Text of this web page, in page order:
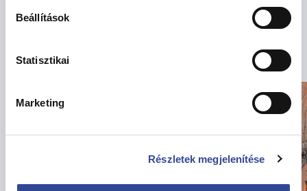
Beállítások
Statisztikai
Marketing
Részletek megjelenítése
Kapcsolódó hírek